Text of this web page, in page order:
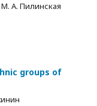
А. Пилинская
groups of